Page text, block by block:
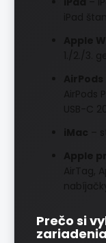
1./2./3.
USB-C
iMac –
Apple
AirTag,
Prečo si